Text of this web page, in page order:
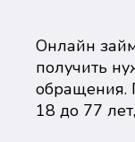
Онлайн
получить
обращения.
18 до 77